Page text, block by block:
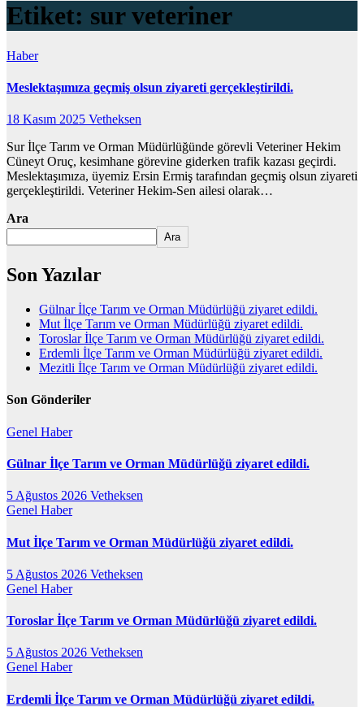
Etiket: sur veteriner
Haber
Meslektaşımıza geçmiş olsun ziyareti gerçekleştirildi.
18 Kasım 2025 Vetheksen
Sur İlçe Tarım ve Orman Müdürlüğünde görevli Veteriner Hekim
Cüneyt Oruç, kesimhane görevine giderken trafik kazası geçirdi.
Meslektaşımıza, üyemiz Ersin Ermiş tarafından geçmiş olsun ziyareti
gerçekleştirildi. Veteriner Hekim-Sen ailesi olarak…
Ara
Ara
Son Yazılar
Gülnar İlçe Tarım ve Orman Müdürlüğü ziyaret edildi.
Mut İlçe Tarım ve Orman Müdürlüğü ziyaret edildi.
Toroslar İlçe Tarım ve Orman Müdürlüğü ziyaret edildi.
Erdemli İlçe Tarım ve Orman Müdürlüğü ziyaret edildi.
Mezitli İlçe Tarım ve Orman Müdürlüğü ziyaret edildi.
Son Gönderiler
Genel Haber
Gülnar İlçe Tarım ve Orman Müdürlüğü ziyaret edildi.
5 Ağustos 2026 Vetheksen
Genel Haber
Mut İlçe Tarım ve Orman Müdürlüğü ziyaret edildi.
5 Ağustos 2026 Vetheksen
Genel Haber
Toroslar İlçe Tarım ve Orman Müdürlüğü ziyaret edildi.
5 Ağustos 2026 Vetheksen
Genel Haber
Erdemli İlçe Tarım ve Orman Müdürlüğü ziyaret edildi.